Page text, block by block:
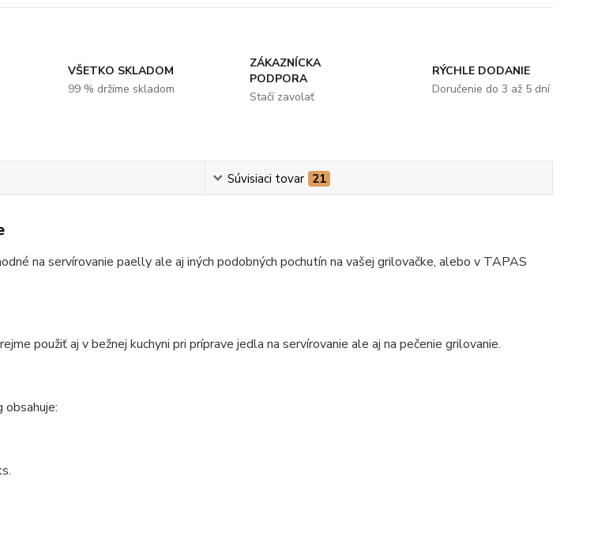
VŠETKO SKLADOM
99 % držíme skladom
ZÁKAZNÍCKA
PODPORA
Stačí zavolať
RÝCHLE DODANIE
Doručenie do 3 až 5 dní
Súvisiaci tovar 21
na servírovanie paelly ale aj iných podobných pochutín na vašej grilovačke, alebo v TAPAS
použiť aj v bežnej kuchyni pri príprave jedla na servírovanie ale aj na pečenie grilovanie.
obsahuje: